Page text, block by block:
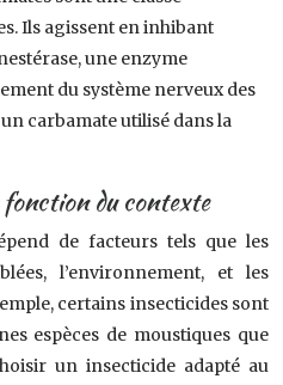
Ils agissent en inhibant
une enzyme
du système nerveux des
carbamate utilisé dans la
fonction du contexte
de facteurs tels que les
l’environnement, et les
certains insecticides sont
espèces de moustiques que
un insecticide adapté au